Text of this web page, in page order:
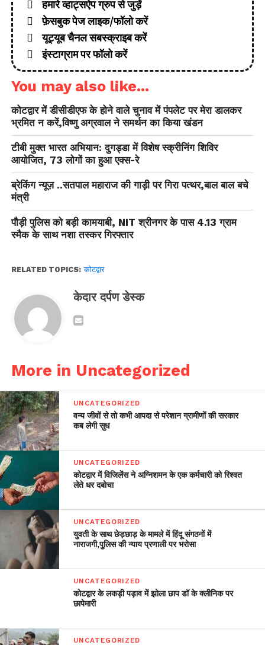
हमारे व्हाट्सऐप ग्रुप से जुड़ें
फ़ेसबुक पेज लाइक/फॉलो करें
यूट्यूब चैनल सबस्क्राइब करें
इंस्टाग्राम पर फॉलो करें
You may also like...
कोटद्वार में डीसीडीएफ के होने वाले चुनाव में पंपलेट पर मेरा डालकर
भ्रमित न करें,विष्णु अग्रवाल ने समर्थन का किया खंडन
टीबी मुक्त भारत अभियान: दुगड्डा में विशेष स्क्रीनिंग शिविर
आयोजित, 73 लोगों का हुआ एक्स-रे
ब्रेकिंग न्यूज़ ..सतपाल महाराज की गाड़ी पर गिरा पत्थर,बाल बाल बचे
मंत्री
पौड़ी पुलिस को बड़ी कामयाबी, NIT श्रीनगर के पास 4.13 ग्राम
स्मैक के साथ नशा तस्कर गिरफ्तार
RELATED TOPICS: कोटद्वार
केदार दर्पण डेस्क
More in Uncategorized
UNCATEGORIZED
वन्य जीवों से तो कभी आपदा से परेशान ग्रामीणों की सरकार
कब लेगी सुध
UNCATEGORIZED
कोटद्वार में विजिलेंस ने अग्निशमन के एक कर्मचारी को रिश्वत
लेते धर दबोचा
UNCATEGORIZED
युवती के साथ छेड़छाड़ के मामले में हिंदू संगठनों में
नाराजगी,पुलिस की न्याय प्रणाली पर भरोसा
UNCATEGORIZED
कोटद्वार के लकड़ी पड़ाव में झोला छाप डॉ के क्लीनिक पर
छापेमारी
UNCATEGORIZED